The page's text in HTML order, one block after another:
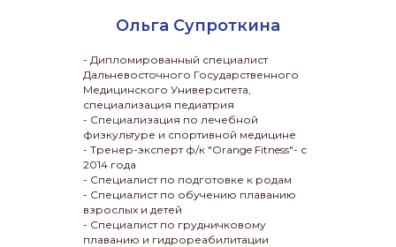
Ольга Супроткина
- Дипломированный специалист
Дальневосточного Государственного
Медицинского Университета,
специализация педиатрия
- Специализация по лечебной
физкультуре и спортивной медицине
- Тренер-эксперт ф/к "Orange Fitness"- с
2014 года
- Специалист по подготовке к родам
- Специалист по обучению плаванию
взрослых и детей
- Специалист по грудничковому
плаванию и гидрореабилитации